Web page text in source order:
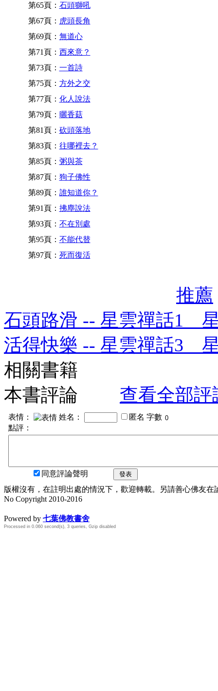
第65頁： 石頭獅吼
第67頁： 虎頭長角
第69頁： 無道心
第71頁： 西來意？
第73頁： 一首詩
第75頁： 方外之交
第77頁： 化人說法
第79頁： 曬香菇
第81頁： 砍頭落地
第83頁： 往哪裡去？
第85頁： 粥與茶
第87頁： 狗子佛性
第89頁： 誰知道你？
第91頁： 拂塵說法
第93頁： 不在別處
第95頁： 不能代替
第97頁： 死而復活
推薦
石頭路滑 -- 星雲禪話1
活得快樂 -- 星雲禪話3
相關書籍
本書評論
查看全部評
表情： 姓名： 匿名 字數
點評：
同意評論聲明 發表
版權沒有，在註明出處的情況下，歡迎轉載。另請善心佛友
No Copyright 2010-2016
Powered by 七葉佛教書舍
Processed in 0.060 second(s), 3 queries, Gzip disabled